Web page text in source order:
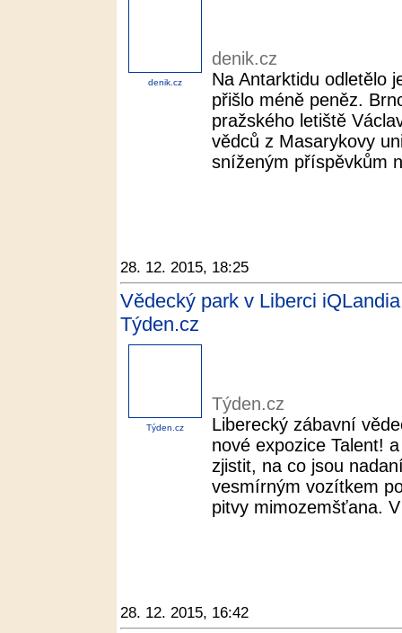
denik.cz
denik.cz
Na Antarktidu odletělo
přišlo méně peněz.
pražského letiště
vědců z Masarykovy
sníženým příspěvkům
28. 12. 2015, 18:25
Vědecký park v Liberci
Týden.cz
Týden.cz
Týden.cz
Liberecký zábavní
nové expozice Talent!
zjistit, na co jsou
vesmírným vozítkem
pitvy mimozemšťana.
28. 12. 2015, 16:42